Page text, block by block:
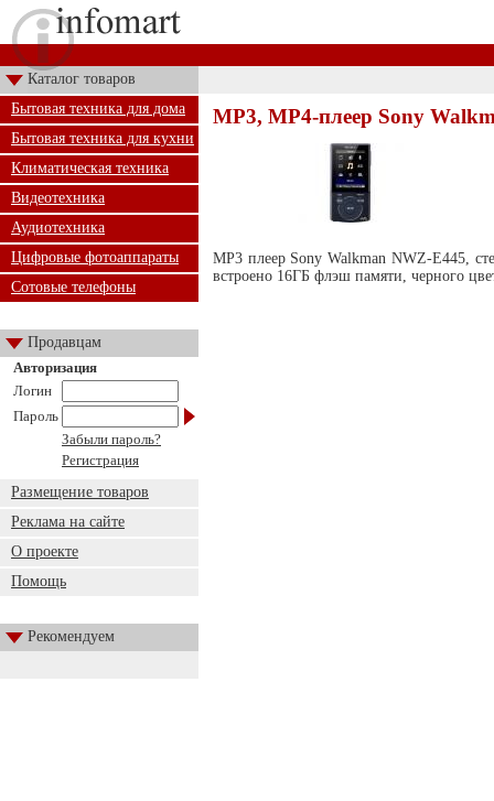
Каталог товаров
Бытовая техника для дома
Бытовая техника для кухни
Климатическая техника
Видеотехника
Аудиотехника
Цифровые фотоаппараты
Сотовые телефоны
Продавцам
Авторизация
Логин
Пароль
Забыли пароль?
Регистрация
Размещение товаров
Реклама на сайте
О проекте
Помощь
Рекомендуем
MP3, MP4-плеер Sony
MP3 плеер Sony Walkman NWZ-E445,
встроено 16ГБ флэш памяти, черного